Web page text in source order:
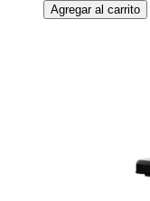
Agregar al carrito